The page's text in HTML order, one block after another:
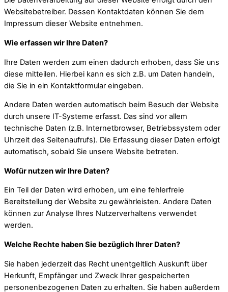
Websitebetreiber. Dessen Kontaktdaten können Sie dem
Impressum dieser Website entnehmen.
Wie erfassen wir Ihre Daten?
Ihre Daten werden zum einen dadurch erhoben, dass Sie uns
diese mitteilen. Hierbei kann es sich z.B. um Daten handeln,
die Sie in ein Kontaktformular eingeben.
Andere Daten werden automatisch beim Besuch der Website
durch unsere IT-Systeme erfasst. Das sind vor allem
technische Daten (z.B. Internetbrowser, Betriebssystem oder
Uhrzeit des Seitenaufrufs). Die Erfassung dieser Daten erfolgt
automatisch, sobald Sie unsere Website betreten.
Wofür nutzen wir Ihre Daten?
Ein Teil der Daten wird erhoben, um eine fehlerfreie
Bereitstellung der Website zu gewährleisten. Andere Daten
können zur Analyse Ihres Nutzerverhaltens verwendet
werden.
Welche Rechte haben Sie bezüglich Ihrer Daten?
Sie haben jederzeit das Recht unentgeltlich Auskunft über
Herkunft, Empfänger und Zweck Ihrer gespeicherten
personenbezogenen Daten zu erhalten. Sie haben außerdem